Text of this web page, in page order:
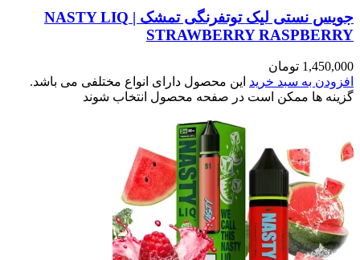
جویس نستی لیک توتفرنگی تمشک | NASTY LIQ
STRAWBERRY RASPBERRY
1,450,000 تومان
افزودن به سبد خرید این محصول دارای انواع مختلفی می باشد.
گزینه ها ممکن است در صفحه محصول انتخاب شوند